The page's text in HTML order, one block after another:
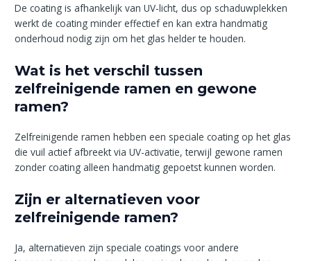
De coating is afhankelijk van UV-licht, dus op schaduwplekken
werkt de coating minder effectief en kan extra handmatig
onderhoud nodig zijn om het glas helder te houden.
Wat is het verschil tussen
zelfreinigende ramen en gewone
ramen?
Zelfreinigende ramen hebben een speciale coating op het glas
die vuil actief afbreekt via UV-activatie, terwijl gewone ramen
zonder coating alleen handmatig gepoetst kunnen worden.
Zijn er alternatieven voor
zelfreinigende ramen?
Ja, alternatieven zijn speciale coatings voor andere